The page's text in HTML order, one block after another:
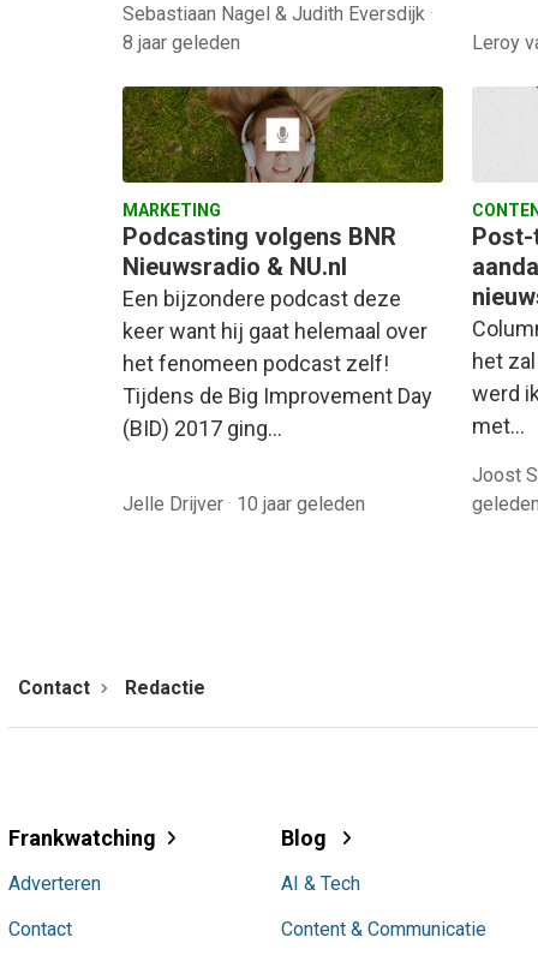
Sebastiaan Nagel & Judith Eversdijk ·
8 jaar geleden
Leroy
MARKETING
Podcasting volgens BNR
Nieuwsradio & NU.nl
Een bijzondere podcast deze
keer want hij gaat helemaal over
het fenomeen podcast zelf!
Tijdens de Big Improvement Day
(BID) 2017 ging…
Jelle Drijver · 10 jaar geleden
Post-
het
werd
met…
Joost
Contact Redactie
Frankwatching
Adverteren
Contact
Blog
AI & Tech
Content & Communicatie